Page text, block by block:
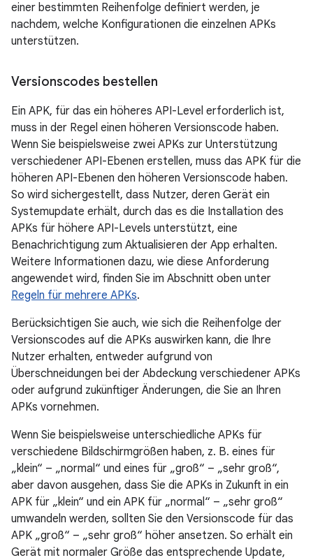
einer bestimmten Reihenfolge definiert werden, je
nachdem, welche Konfigurationen die einzelnen APKs
unterstützen.
Versionscodes bestellen
Ein APK, für das ein höheres API-Level erforderlich ist,
muss in der Regel einen höheren Versionscode haben.
Wenn Sie beispielsweise zwei APKs zur Unterstützung
verschiedener API-Ebenen erstellen, muss das APK für die
höheren API-Ebenen den höheren Versionscode haben.
So wird sichergestellt, dass Nutzer, deren Gerät ein
Systemupdate erhält, durch das es die Installation des
APKs für höhere API-Levels unterstützt, eine
Benachrichtigung zum Aktualisieren der App erhalten.
Weitere Informationen dazu, wie diese Anforderung
angewendet wird, finden Sie im Abschnitt oben unter
Regeln für mehrere APKs.
Berücksichtigen Sie auch, wie sich die Reihenfolge der
Versionscodes auf die APKs auswirken kann, die Ihre
Nutzer erhalten, entweder aufgrund von
Überschneidungen bei der Abdeckung verschiedener APKs
oder aufgrund zukünftiger Änderungen, die Sie an Ihren
APKs vornehmen.
Wenn Sie beispielsweise unterschiedliche APKs für
verschiedene Bildschirmgrößen haben, z. B. eines für
„klein“ – „normal“ und eines für „groß“ – „sehr groß“,
aber davon ausgehen, dass Sie die APKs in Zukunft in ein
APK für „klein“ und ein APK für „normal“ – „sehr groß“
umwandeln werden, sollten Sie den Versionscode für das
APK „groß“ – „sehr groß“ höher ansetzen. So erhält ein
Gerät mit normaler Größe das entsprechende Update,